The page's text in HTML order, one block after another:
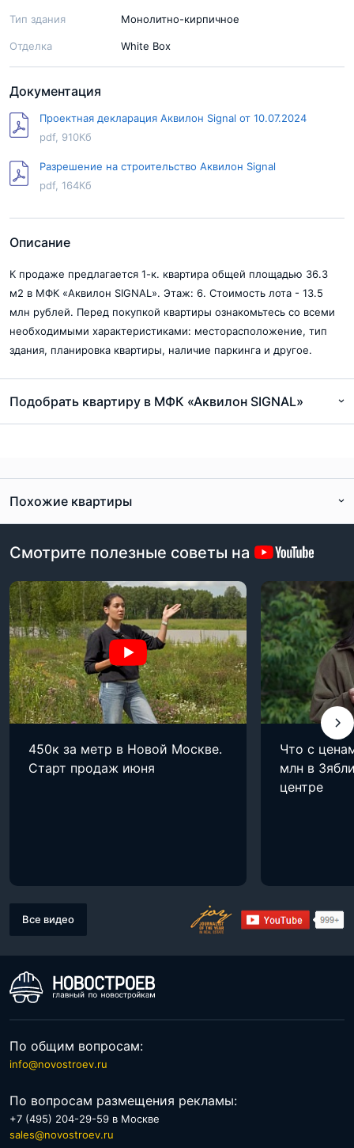
Тип здания Монолитно-кирпичное
Отделка White Box
Документация
Проектная декларация Аквилон Signal от 10.07.2024
pdf, 910Кб
Разрешение на строительство Аквилон Signal
pdf, 164Кб
Описание
К продаже предлагается 1-к. квартира общей площадью 36.3
м2 в МФК «Аквилон SIGNAL». Этаж: 6. Стоимость лота - 13.5
млн рублей. Перед покупкой квартиры ознакомьтесь со всеми
необходимыми характеристиками: месторасположение, тип
здания, планировка квартиры, наличие паркинга и другое.
Подобрать квартиру в МФК «Аквилон SIGNAL»
Похожие квартиры
Смотрите полезные советы на
450к за метр в Новой Москве.
Старт продаж июня
Что с
млн в
центре
Все видео
По общим вопросам:
info@novostroev.ru
По вопросам размещения рекламы:
+7 (495) 204-29-59 в Москве
sales@novostroev.ru